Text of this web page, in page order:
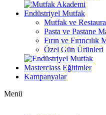
Endüstriyel Mutfak
Mutfak ve
Pasta ve Pastane
Fırın ve Fırıncılık
Özel Gün Ürünleri
Masterclass Eğitimler
Kampanyalar
Menü